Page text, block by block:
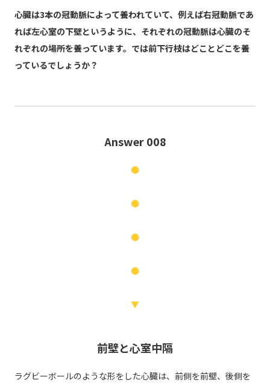
心臓は3本の冠動脈によって養われていて、例えば右冠動脈であ
れば左心室の下壁というように、それぞれの冠動脈は心臓のそ
れぞれの場所を養っています。では前下行枝はどことどこを養
っているでしょうか？
Answer 008
●
●
●
●
▼
前壁と心室中隔
ラグビーボールのような形をした心臓は、前側を前壁、後側を